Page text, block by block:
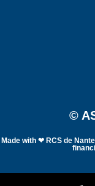
©
Made with ❤ RCS de